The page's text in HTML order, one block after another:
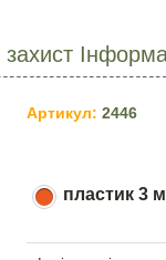
Артикул: 2446
пластик 3